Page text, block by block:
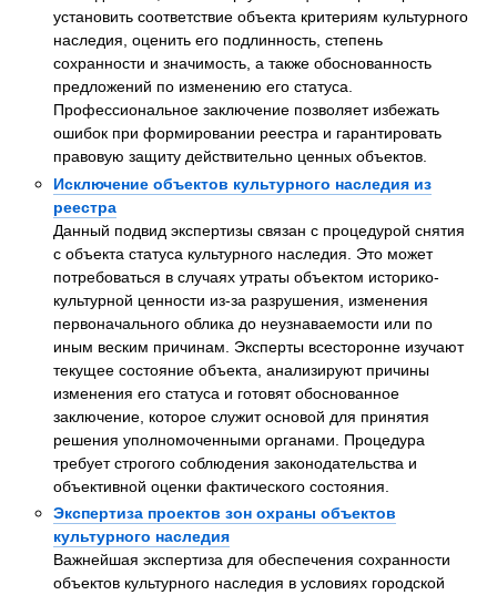
установить соответствие объекта критериям культурного
наследия, оценить его подлинность, степень
сохранности и значимость, а также обоснованность
предложений по изменению его статуса.
Профессиональное заключение позволяет избежать
ошибок при формировании реестра и гарантировать
правовую защиту действительно ценных объектов.
Исключение объектов культурного наследия из
реестра
Данный подвид экспертизы связан с процедурой снятия
с объекта статуса культурного наследия. Это может
потребоваться в случаях утраты объектом историко-
культурной ценности из-за разрушения, изменения
первоначального облика до неузнаваемости или по
иным веским причинам. Эксперты всесторонне изучают
текущее состояние объекта, анализируют причины
изменения его статуса и готовят обоснованное
заключение, которое служит основой для принятия
решения уполномоченными органами. Процедура
требует строгого соблюдения законодательства и
объективной оценки фактического состояния.
Экспертиза проектов зон охраны объектов
культурного наследия
Важнейшая экспертиза для обеспечения сохранности
объектов культурного наследия в условиях городской